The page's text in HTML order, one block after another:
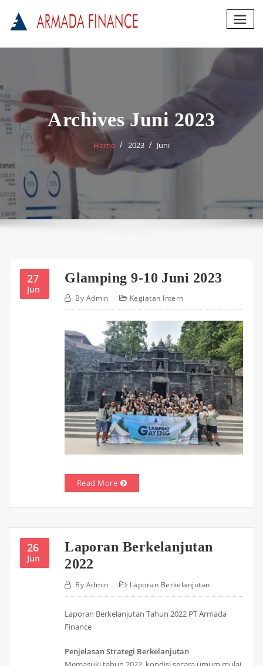
content
Archives Juni 2023
Home 2023 Juni
27
Jun
Glamping 9-10 Juni 2023
By Admin Kegiatan Intern
Read More
26
Jun
Laporan Berkelanjutan
2022
By Admin Laporan Berkelanjutan
Laporan Berkelanjutan Tahun 2022 PT Armada
Finance
Penjelasan Strategi Berkelanjutan